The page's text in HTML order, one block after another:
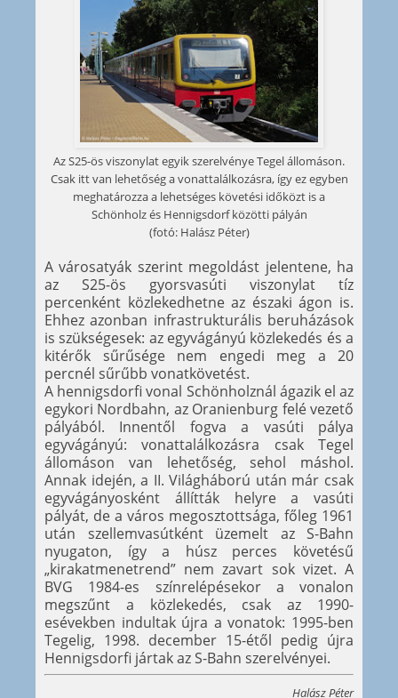
Az S25-ös viszonylat egyik szerelvénye Tegel állomáson.
Csak itt van lehetőség a vonattalálkozásra, így ez egyben
meghatározza a lehetséges követési időközt is a
Schönholz és Hennigsdorf közötti pályán
(fotó: Halász Péter)
A városatyák szerint megoldást jelentene, ha
az S25-ös gyorsvasúti viszonylat tíz
percenként közlekedhetne az északi ágon is.
Ehhez azonban infrastrukturális beruházások
is szükségesek: az egyvágányú közlekedés és a
kitérők sűrűsége nem engedi meg a 20
percnél sűrűbb vonatkövetést.
A hennigsdorfi vonal Schönholznál ágazik el az
egykori Nordbahn, az Oranienburg felé vezető
pályából. Innentől fogva a vasúti pálya
egyvágányú: vonattalálkozásra csak Tegel
állomáson van lehetőség, sehol máshol.
Annak idején, a II. Világháború után már csak
egyvágányosként állítták helyre a vasúti
pályát, de a város megosztottsága, főleg 1961
után szellemvasútként üzemelt az S-Bahn
nyugaton, így a húsz perces követésű
„kirakatmenetrend” nem zavart sok vizet. A
BVG 1984-es színrelépésekor a vonalon
megszűnt a közlekedés, csak az 1990-
esévekben indultak újra a vonatok: 1995-ben
Tegelig, 1998. december 15-étől pedig újra
Hennigsdorfi jártak az S-Bahn szerelvényei.
Halász Péter